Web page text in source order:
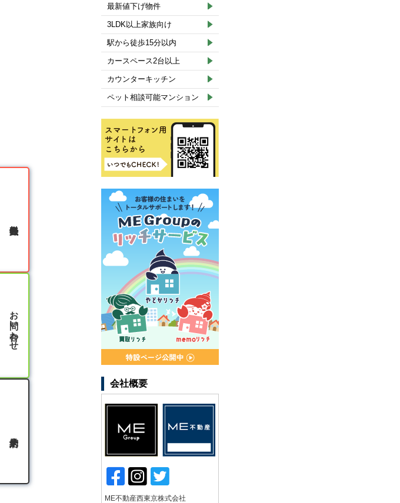
最新値下げ物件
3LDK以上家族向け
駅から徒歩15分以内
カースペース2台以上
カウンターキッチン
ペット相談可能マンション
会社概要
ME不動産西東京株式会社
お問い合わせ